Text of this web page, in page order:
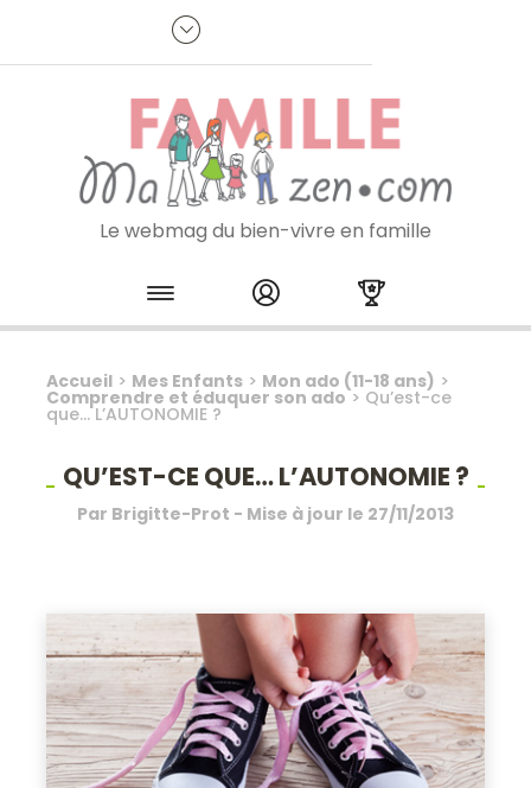
Je m'inscris à la newsletter
Le webmag du bien-vivre en famille
Skip to content
Accueil > Mes Enfants > Mon ado (11-18 ans) >
Comprendre et éduquer son ado> Qu’est-ce
que… L’AUTONOMIE ?
QU’EST-CE QUE… L’AUTONOMIE ?
Par Brigitte-Prot - Mise à jour le 27/11/2013
Panneau de gestion des cookies